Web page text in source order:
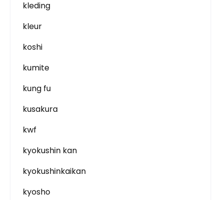
kleding
kleur
koshi
kumite
kung fu
kusakura
kwf
kyokushin kan
kyokushinkaikan
kyosho